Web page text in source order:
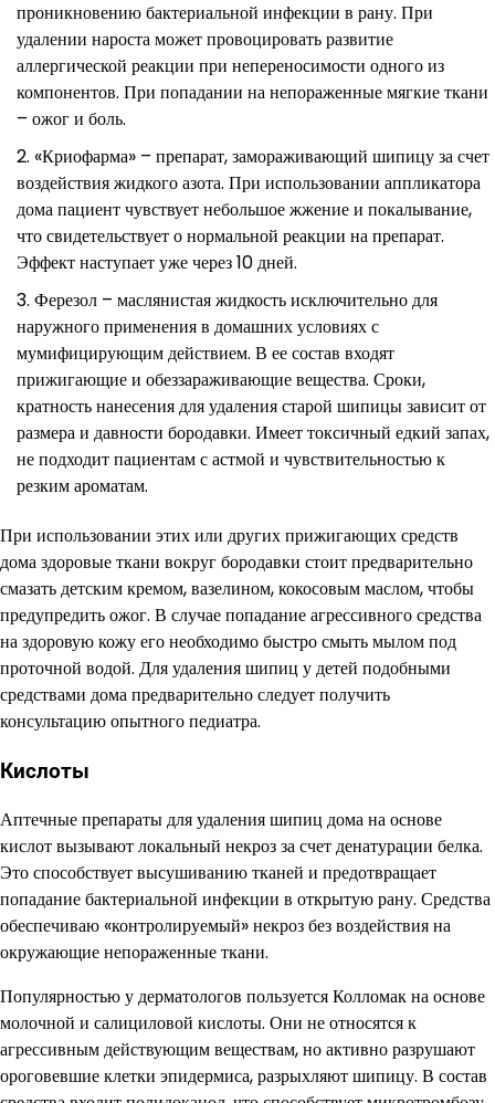
проникновению бактериальной инфекции в рану. При
удалении нароста может провоцировать развитие
аллергической реакции при непереносимости одного из
компонентов. При попадании на непораженные мягкие ткани
– ожог и боль.
«Криофарма» – препарат, замораживающий шипицу за счет
воздействия жидкого азота. При использовании аппликатора
дома пациент чувствует небольшое жжение и покалывание,
что свидетельствует о нормальной реакции на препарат.
Эффект наступает уже через 10 дней.
Ферезол – маслянистая жидкость исключительно для
наружного применения в домашних условиях с
мумифицирующим действием. В ее состав входят
прижигающие и обеззараживающие вещества. Сроки,
кратность нанесения для удаления старой шипицы зависит от
размера и давности бородавки. Имеет токсичный едкий запах,
не подходит пациентам с астмой и чувствительностью к
резким ароматам.
При использовании этих или других прижигающих средств
дома здоровые ткани вокруг бородавки стоит предварительно
смазать детским кремом, вазелином, кокосовым маслом, чтобы
предупредить ожог. В случае попадание агрессивного средства
на здоровую кожу его необходимо быстро смыть мылом под
проточной водой. Для удаления шипиц у детей подобными
средствами дома предварительно следует получить
консультацию опытного педиатра.
Кислоты
Аптечные препараты для удаления шипиц дома на основе
кислот вызывают локальный некроз за счет денатурации белка.
Это способствует высушиванию тканей и предотвращает
попадание бактериальной инфекции в открытую рану. Средства
обеспечиваю «контролируемый» некроз без воздействия на
окружающие непораженные ткани.
Популярностью у дерматологов пользуется Колломак на основе
молочной и салициловой кислоты. Они не относятся к
агрессивным действующим веществам, но активно разрушают
ороговевшие клетки эпидермиса, разрыхляют шипицу. В состав